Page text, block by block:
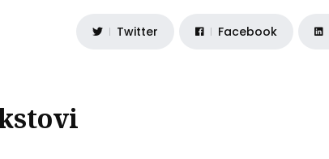
Twitter Facebook